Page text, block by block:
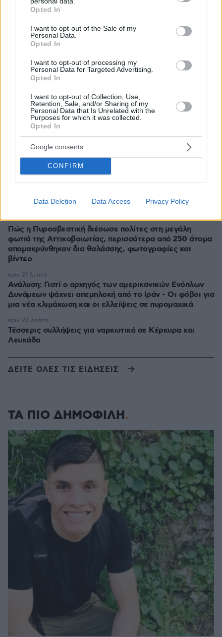
grant or deny consent to Google and its third-party tags to
use your data for below specified purposes in below Google
consent section.
Opted In
I want to opt-out of the Sale of my
Personal Data.
Opted In
I want to opt-out of processing my
Personal Data for Targeted Advertising.
Opted In
I want to opt-out of Collection, Use,
Retention, Sale, and/or Sharing of my
Personal Data that Is Unrelated with the
Purposes for which it was collected.
Opted In
Google consents
CONFIRM
Data Deletion Data Access Privacy Policy
Οι ωραιότερες παραλίες στην Άνδρο
πριν 8 λεπτά
Μυστήριο 3.500 ετών στη Σαντορίνη: Ο 15χρονος που
δεν πρόλαβε να ξεφύγει από το τσουνάμι μπορεί ν'
αλλάξει τη χρονολογία της μεγάλης έκρηξης
πριν 10 λεπτά
Προληπτική ανάκληση παρτίδας μαρμελάδας φράουλα
Bonne Maman
Δοκιμάζουμε το SYM Joymax Z3i - Πόσο κοστίζει στην
Ελλάδα;
πριν 15 λεπτά
Τελικά τι είναι το κουσκούς: Δημητριακό ή ζυμαρικό;
πριν 18 λεπτά
πλαστικά μπουκάλια με το νερό
πριν 18 λεπτά
Πώς η Πυροσβεστική διέσωσε πολίτες στη μεγάλη
φωτιά της Αττικοβοιωτίας, περισσότερα από 250 άτομα
απομακρύνθηκαν δια θαλάσσης, φωτογραφίες και
βίντεο
πριν 19 λεπτά
Ανάλυση: Γιατί ο αρχηγός των αμερικανικών Ενόπλων
Δυνάμεων ψάχνει απεμπλοκή από το Ιράν - Οι φόβοι για
μια νέα κλιμάκωση και οι ελλείψεις σε πυρομαχικά
πριν 21 λεπτά
Τέσσερις συλλήψεις για ναρκωτικά σε Κέρκυρα και
Λευκάδα
πριν 23 λεπτά
ΔΕΙΤΕ ΟΛΕΣ ΤΙΣ ΕΙΔΗΣΕΙΣ
ΤΑ ΠΙΟ ΔΗΜΟΦΙΛΗ